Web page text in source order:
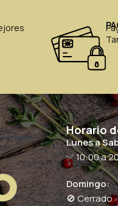
Horario
Lunes a
✅ 10:00 a
Domingo:
🚫 Cerrado